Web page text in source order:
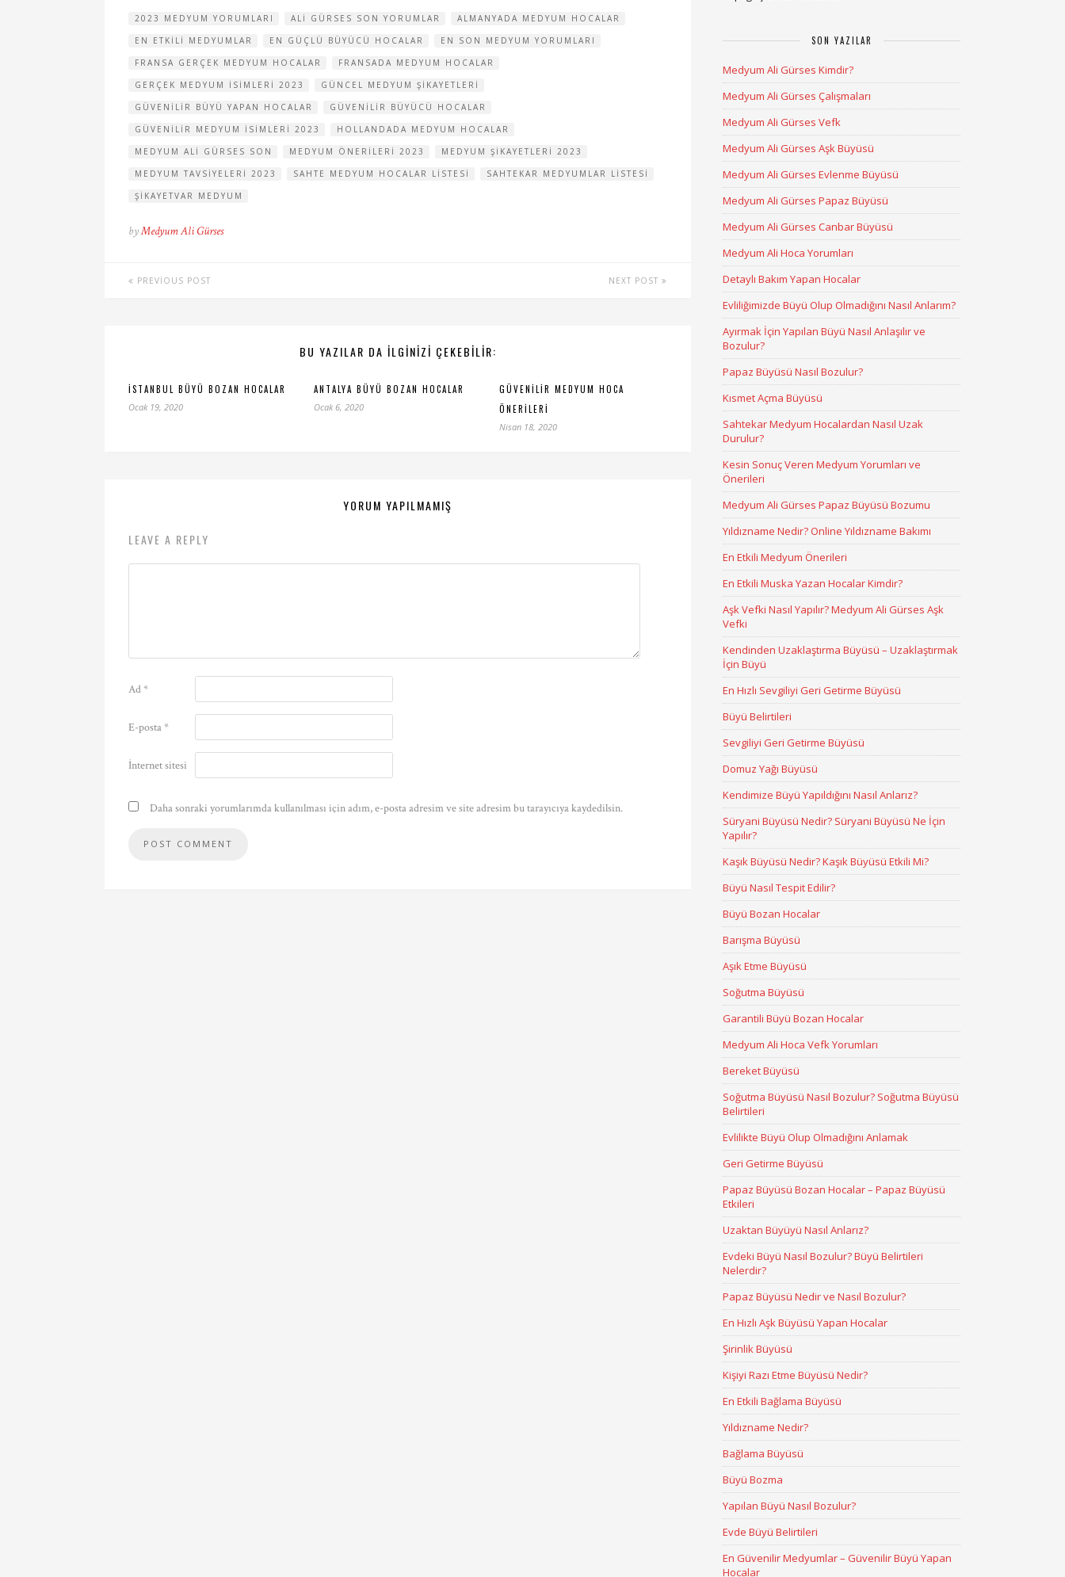
2023 MEDYUM YORUMLARI ALI GÜRSES SON YORUMLAR
ALMANYADA MEDYUM HOCALAR
EN ETKILI MEDYUMLAR
EN GÜÇLÜ BÜYÜCÜ HOCALAR
EN SON MEDYUM YORUMLARI
FRANSA GERÇEK MEDYUM HOCALAR
FRANSADA MEDYUM HOCALAR
GERÇEK MEDYUM ISIMLERI 2023
GÜNCEL MEDYUM ŞIKAYETLERI
GÜVENILIR BÜYÜ YAPAN HOCALAR
GÜVENILIR BÜYÜCÜ HOCALAR
GÜVENILIR MEDYUM ISIMLERI 2023
HOLLANDADA MEDYUM HOCALAR
MEDYUM ALI GÜRSES SON
MEDYUM ÖNERILERI 2023
MEDYUM ŞIKAYETLERI 2023
MEDYUM TAVSIYELERI 2023
SAHTE MEDYUM HOCALAR LISTESI
SAHTEKAR MEDYUMLAR LISTESI
ŞIKAYETVAR MEDYUM
byMedyum Ali Gürses
PREVIOUS POST NEXT POST
BU YAZILAR DA ILGINIZI ÇEKEBILIR:
İSTANBUL BÜYÜ BOZAN HOCALAR
Ocak 19, 2020
ANTALYA BÜYÜ BOZAN HOCALAR
Ocak 6, 2020
GÜVENILIR MEDYUM HOCA
ÖNERILERI
Nisan 18, 2020
YORUM YAPILMAMIŞ
LEAVE A REPLY
Ad*
E-posta*
İnternet sitesi
Daha sonraki yorumlarımda kullanılması için adım, e-posta adresim ve site adresim bu tarayıcıya kaydedilsin.
SON YAZILAR
Medyum Ali Gürses Kimdir?
Medyum Ali Gürses Çalışmaları
Medyum Ali Gürses Vefk
Medyum Ali Gürses Aşk Büyüsü
Medyum Ali Gürses Evlenme Büyüsü
Medyum Ali Gürses Papaz Büyüsü
Medyum Ali Gürses Canbar Büyüsü
Medyum Ali Hoca Yorumları
Detaylı Bakım Yapan Hocalar
Evliliğimizde Büyü Olup Olmadığını Nasıl Anlarım?
Ayırmak İçin Yapılan Büyü Nasıl Anlaşılır ve
Bozulur?
Papaz Büyüsü Nasıl Bozulur?
Kısmet Açma Büyüsü
Sahtekar Medyum Hocalardan Nasıl Uzak
Durulur?
Kesin Sonuç Veren Medyum Yorumları ve
Önerileri
Medyum Ali Gürses Papaz Büyüsü Bozumu
Yıldızname Nedir? Online Yıldızname Bakımı
En Etkili Medyum Önerileri
En Etkili Muska Yazan Hocalar Kimdir?
Aşk Vefki Nasıl Yapılır? Medyum Ali Gürses Aşk
Vefki
Kendinden Uzaklaştırma Büyüsü – Uzaklaştırmak
İçin Büyü
En Hızlı Sevgiliyi Geri Getirme Büyüsü
Büyü Belirtileri
Sevgiliyi Geri Getirme Büyüsü
Domuz Yağı Büyüsü
Kendimize Büyü Yapıldığını Nasıl Anlarız?
Süryani Büyüsü Nedir? Süryani Büyüsü Ne İçin
Yapılır?
Kaşık Büyüsü Nedir? Kaşık Büyüsü Etkili Mi?
Büyü Nasıl Tespit Edilir?
Büyü Bozan Hocalar
Barışma Büyüsü
Aşık Etme Büyüsü
Soğutma Büyüsü
Garantili Büyü Bozan Hocalar
Medyum Ali Hoca Vefk Yorumları
Bereket Büyüsü
Soğutma Büyüsü Nasıl Bozulur? Soğutma Büyüsü
Belirtileri
Evlilikte Büyü Olup Olmadığını Anlamak
Geri Getirme Büyüsü
Papaz Büyüsü Bozan Hocalar – Papaz Büyüsü
Etkileri
Uzaktan Büyüyü Nasıl Anlarız?
Evdeki Büyü Nasıl Bozulur? Büyü Belirtileri
Nelerdir?
Papaz Büyüsü Nedir ve Nasıl Bozulur?
En Hızlı Aşk Büyüsü Yapan Hocalar
Şirinlik Büyüsü
Kişiyi Razı Etme Büyüsü Nedir?
En Etkili Bağlama Büyüsü
Yıldızname Nedir?
Bağlama Büyüsü
Büyü Bozma
Yapılan Büyü Nasıl Bozulur?
Evde Büyü Belirtileri
En Güvenilir Medyumlar – Güvenilir Büyü Yapan
Hocalar